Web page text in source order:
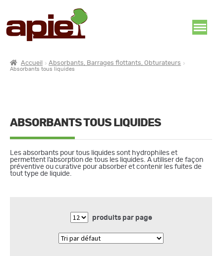
Accueil Absorbants, Barrages flottants, Obturateurs
Absorbants tous liquides
ABSORBANTS TOUS LIQUIDES
Les absorbants pour tous liquides sont hydrophiles et
permettent l’absorption de tous les liquides. A utiliser de façon
préventive ou curative pour absorber et contenir les fuites de
tout type de liquide.
produits par page